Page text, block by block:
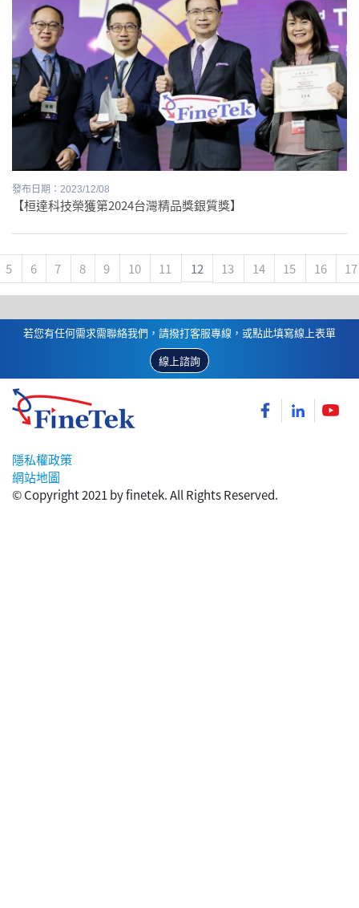
發布日期：2023/12/08
【桓達科技榮獲第2024台灣精品獎銀質獎】
5 6 7 8 9 10 11 12 13 14 15 16 17
若您有任何需求需聯絡我們，請撥打客服專線，或點此填寫線上表單
線上諮詢
隱私權政策
網站地圖
© Copyright 2021 by finetek. All Rights Reserved.